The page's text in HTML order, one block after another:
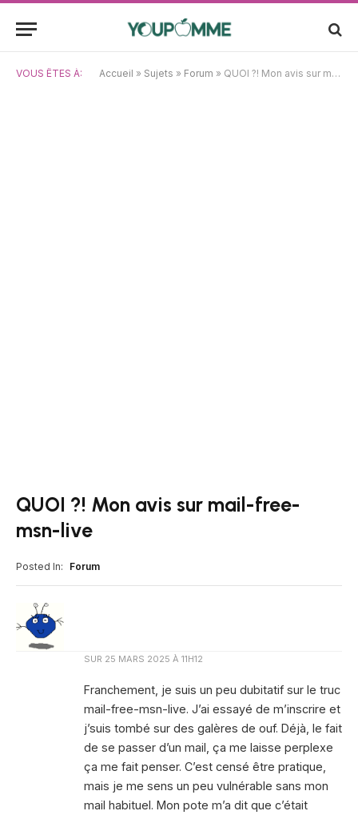
VOUS ÊTES À: Accueil » Sujets » Forum » QUOI ?! Mon avis sur mail-free-msn-live
QUOI ?! Mon avis sur mail-free-
msn-live
Posted In: Forum
SUR 25 MARS 2025 À 11H12
Franchement, je suis un peu dubitatif sur le truc
mail-free-msn-live. J’ai essayé de m’inscrire et
j’suis tombé sur des galères de ouf. Déjà, le fait
de se passer d’un mail, ça me laisse perplexe
ça me fait penser. C’est censé être pratique,
mais je me sens un peu vulnérable sans mon
mail habituel. Mon pote m’a dit que c’était